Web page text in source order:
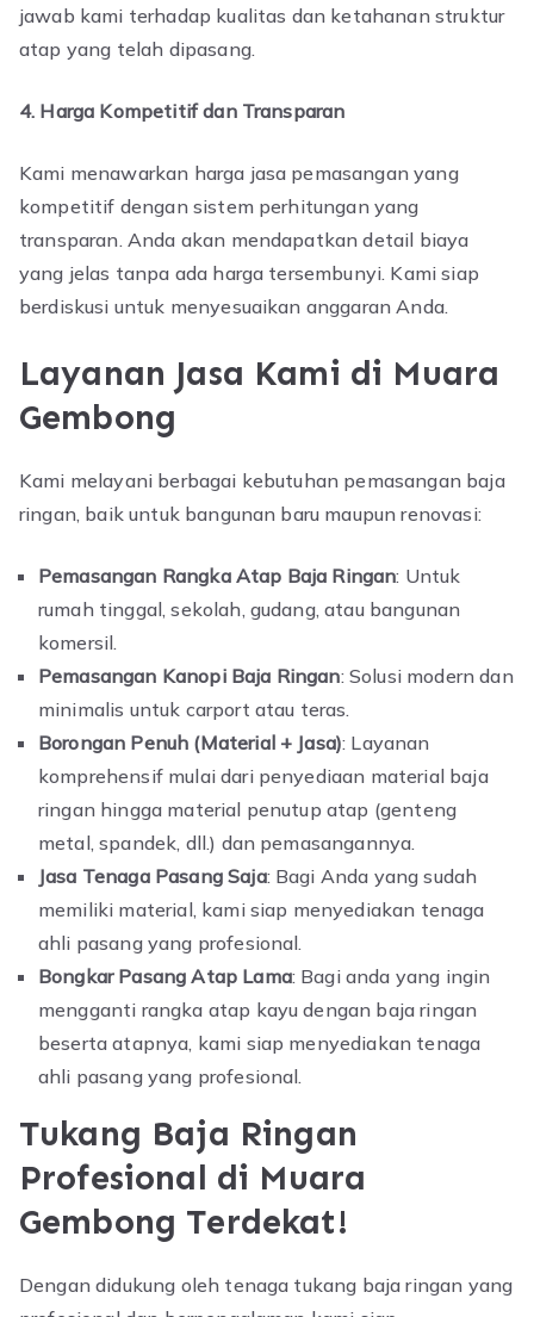
jawab kami terhadap kualitas dan ketahanan struktur
atap yang telah dipasang.
4. Harga Kompetitif dan Transparan
Kami menawarkan harga jasa pemasangan yang
kompetitif dengan sistem perhitungan yang
transparan. Anda akan mendapatkan detail biaya
yang jelas tanpa ada harga tersembunyi. Kami siap
berdiskusi untuk menyesuaikan anggaran Anda.
Layanan Jasa Kami di Muara
Gembong
Kami melayani berbagai kebutuhan pemasangan baja
ringan, baik untuk bangunan baru maupun renovasi:
Pemasangan Rangka Atap Baja Ringan: Untuk
rumah tinggal, sekolah, gudang, atau bangunan
komersil.
Pemasangan Kanopi Baja Ringan: Solusi modern dan
minimalis untuk carport atau teras.
Borongan Penuh (Material + Jasa): Layanan
komprehensif mulai dari penyediaan material baja
ringan hingga material penutup atap (genteng
metal, spandek, dll.) dan pemasangannya.
Jasa Tenaga Pasang Saja: Bagi Anda yang sudah
memiliki material, kami siap menyediakan tenaga
ahli pasang yang profesional.
Bongkar Pasang Atap Lama: Bagi anda yang ingin
mengganti rangka atap kayu dengan baja ringan
beserta atapnya, kami siap menyediakan tenaga
ahli pasang yang profesional.
Tukang Baja Ringan
Profesional di Muara
Gembong Terdekat!
Dengan didukung oleh tenaga tukang baja ringan yang